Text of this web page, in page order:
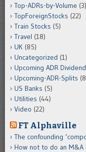
Top-ADRs-by-Volume (3)
TopForeignStocks (22)
Train Stocks (5)
Travel (18)
UK (85)
Uncategorized (1)
Upcoming ADR
Upcoming-ADR-Splits
US Banks (5)
Utilities (44)
Video (22)
FT Alphaville
The confounding
How not to do an M&A